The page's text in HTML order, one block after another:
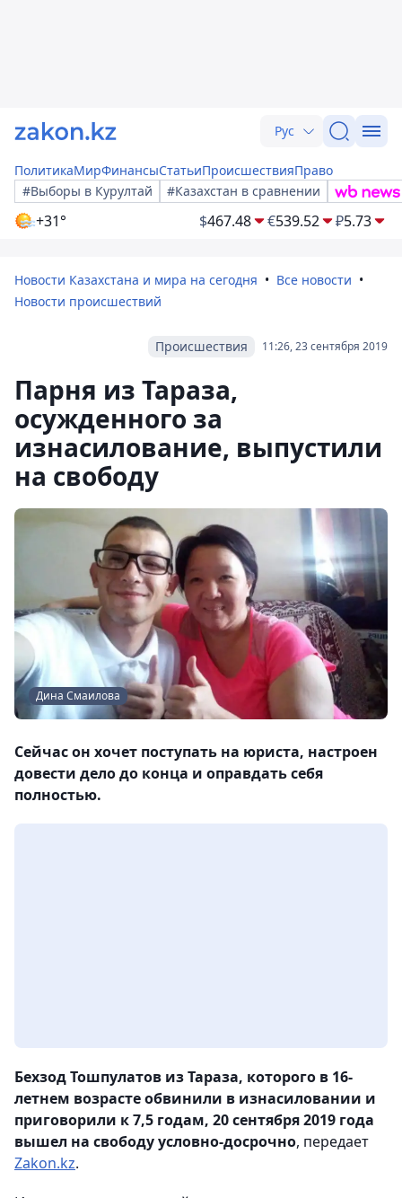
Рус
ПолитикаМирФинансыСтатьиПроисшествияПраво
#Выборы в Курултай
#Казахстан в сравнении
+31° $467.48 €539.52 ₽5.73
Новости Казахстана и мира на сегодня
Все новости
Новости происшествий
11:26, 23 сентября 2019
Происшествия
Парня из Тараза,
осужденного за
изнасилование, выпустили
на свободу
Дина Смаилова
Сейчас он хочет поступать на юриста, настроен
довести дело до конца и оправдать себя
полностью.
Бехзод Тошпулатов из Тараза, которого в 16-
летнем возрасте обвинили в изнасиловании и
приговорили к 7,5 годам, 20 сентября 2019 года
вышел на свободу условно-досрочно, передает
Zakon.kz.